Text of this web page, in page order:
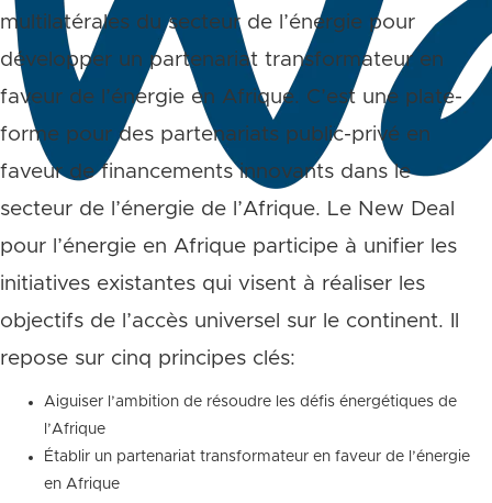
multilatérales du secteur de l’énergie pour
développer un partenariat transformateur en
faveur de l’énergie en Afrique. C’est une plate-
forme pour des partenariats public-privé en
faveur de financements innovants dans le
secteur de l’énergie de l’Afrique. Le New Deal
pour l’énergie en Afrique participe à unifier les
initiatives existantes qui visent à réaliser les
objectifs de l’accès universel sur le continent. Il
repose sur cinq principes clés:
Aiguiser l’ambition de résoudre les défis énergétiques de
l’Afrique
Établir un partenariat transformateur en faveur de l’énergie
en Afrique